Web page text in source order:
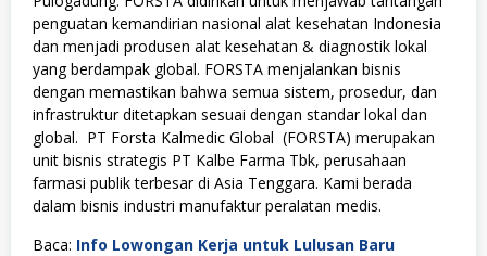
penguatan kemandirian nasional alat kesehatan Indonesia
dan menjadi produsen alat kesehatan & diagnostik lokal
yang berdampak global. FORSTA menjalankan bisnis
dengan memastikan bahwa semua sistem, prosedur, dan
infrastruktur ditetapkan sesuai dengan standar lokal dan
global. PT Forsta Kalmedic Global (FORSTA) merupakan
unit bisnis strategis PT Kalbe Farma Tbk, perusahaan
farmasi publik terbesar di Asia Tenggara. Kami berada
dalam bisnis industri manufaktur peralatan medis.
Baca: Info Lowongan Kerja untuk Lulusan Baru